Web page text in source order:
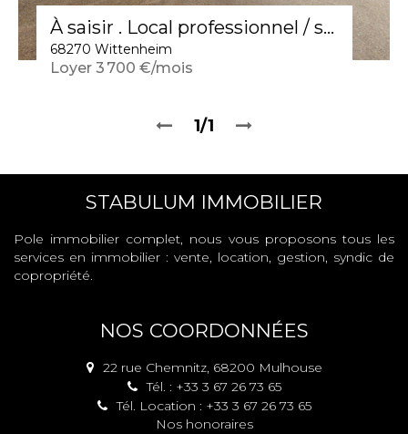
À saisir . Local professionnel / stockage de 400 m² à Wittenheim !
68270 Wittenheim
Loyer 3 700 €/mois
1/1
STABULUM IMMOBILIER
Pole immobilier complet, nous vous proposons tous les
services en immobilier : vente, location, gestion, syndic de
copropriété.
NOS COORDONNÉES
22 rue Chemnitz, 68200 Mulhouse
Tél. : +33 3 67 26 73 65
Tél. Location : +33 3 67 26 73 65
Nos honoraires